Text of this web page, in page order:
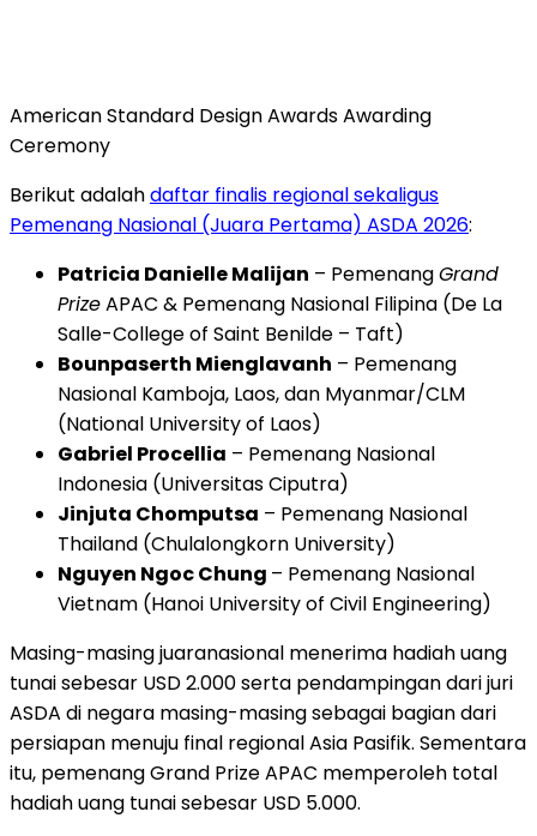
American Standard Design Awards Awarding
Ceremony
Berikut adalahdaftar finalis regional sekaligus
Pemenang Nasional (Juara Pertama) ASDA 2026:
Patricia Danielle Malijan – PemenangGrand
PrizeAPAC & Pemenang Nasional Filipina (De La
Salle-College of Saint Benilde – Taft)
Bounpaserth Mienglavanh – Pemenang
Nasional Kamboja, Laos, dan Myanmar/CLM
(National University of Laos)
Gabriel Procellia – Pemenang Nasional
Indonesia (Universitas Ciputra)
Jinjuta Chomputsa – Pemenang Nasional
Thailand (Chulalongkorn University)
Nguyen Ngoc Chung – Pemenang Nasional
Vietnam (Hanoi University of Civil Engineering)
Masing-masing juaranasional menerima hadiah uang
tunai sebesar USD 2.000 serta pendampingan dari juri
ASDA di negara masing-masing sebagai bagian dari
persiapan menuju final regional Asia Pasifik. Sementara
itu, pemenang Grand Prize APAC memperoleh total
hadiah uang tunai sebesar USD 5.000.